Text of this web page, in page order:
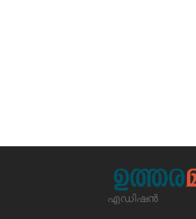
എഡിഷൻ